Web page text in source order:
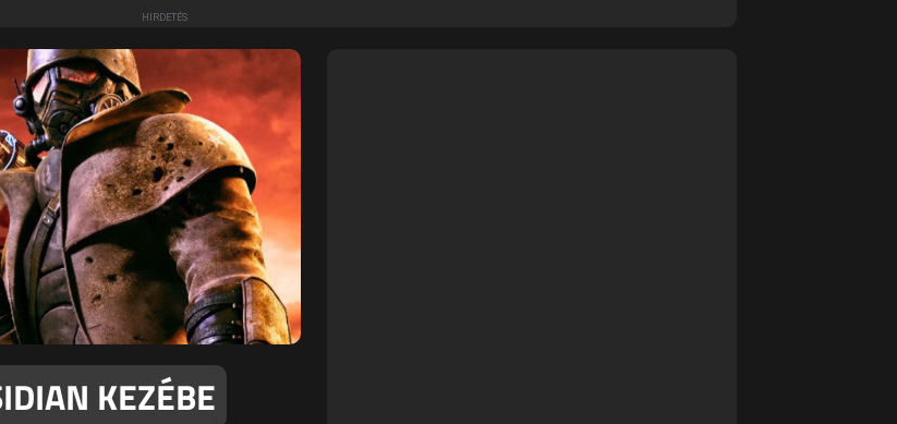
KEZÉBE